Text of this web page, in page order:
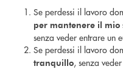
Se perdessi il lavoro
per mantenere il
senza veder entrare un
Se perdessi il lavoro
tranquillo, senza